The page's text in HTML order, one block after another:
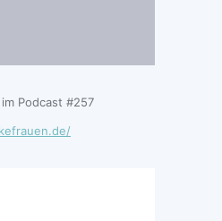
Podcast #257